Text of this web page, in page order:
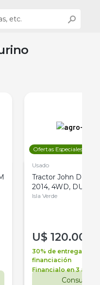
Ofertas Especiales
Usado
Tractor John Deere
2014, 4WD, DUAL
Isla Verde
U$ 120.000
30% de entrega +
financiación
Financialo en 3 años
Consultar